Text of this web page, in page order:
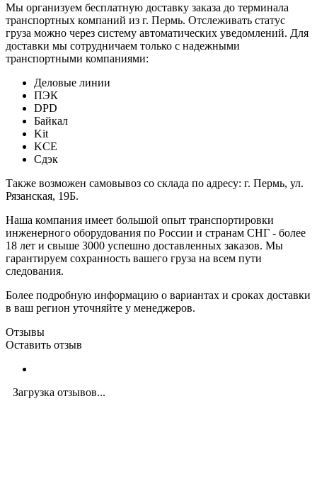
Мы организуем бесплатную доставку заказа до терминала
транспортных компаний из г. Пермь. Отслеживать статус
груза можно через систему автоматических уведомлений. Для
доставки мы сотрудничаем только с надежными
транспортными компаниями:
Деловые линии
ПЭК
DPD
Байкал
Kit
KCE
Сдэк
Также возможен самовывоз со склада по адресу: г. Пермь, ул.
Рязанская, 19Б.
Наша компания имеет большой опыт транспортировки
инженерного оборудования по России и странам СНГ - более
18 лет и свыше 3000 успешно доставленных заказов. Мы
гарантируем сохранность вашего груза на всем пути
следования.
Более подробную информацию о вариантах и сроках доставки
в ваш регион уточняйте у менеджеров.
Отзывы
Оставить отзыв
Загрузка отзывов...